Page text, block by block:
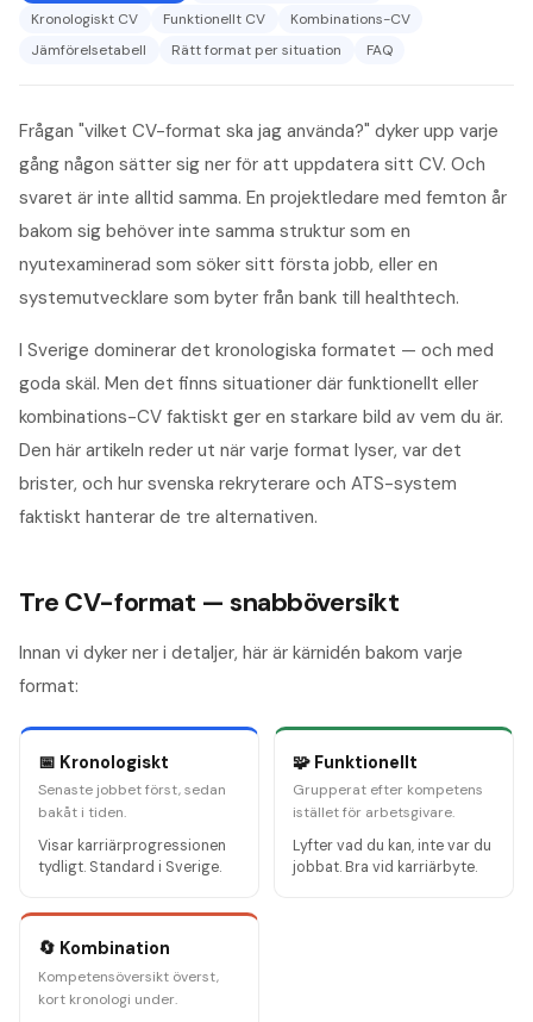
Kronologiskt CV
Funktionellt CV
Kombinations-CV
Jämförelsetabell
Rätt format per situation FAQ
Frågan "vilket CV-format ska jag använda?" dyker upp varje
gång någon sätter sig ner för att uppdatera sitt CV. Och
svaret är inte alltid samma. En projektledare med femton år
bakom sig behöver inte samma struktur som en
nyutexaminerad som söker sitt första jobb, eller en
systemutvecklare som byter från bank till healthtech.
I Sverige dominerar det kronologiska formatet — och med
goda skäl. Men det finns situationer där funktionellt eller
kombinations-CV faktiskt ger en starkare bild av vem du är.
Den här artikeln reder ut när varje format lyser, var det
brister, och hur svenska rekryterare och ATS-system
faktiskt hanterar de tre alternativen.
Tre CV-format — snabböversikt
Innan vi dyker ner i detaljer, här är kärnidén bakom varje
format:
📅 Kronologiskt
Senaste jobbet först, sedan
bakåt i tiden.
Visar karriärprogressionen
tydligt. Standard i Sverige.
🧩 Funktionellt
Grupperat efter kompetens
istället för arbetsgivare.
Lyfter vad du kan, inte var du
jobbat. Bra vid karriärbyte.
🔄 Kombination
Kompetensöversikt överst,
kort kronologi under.